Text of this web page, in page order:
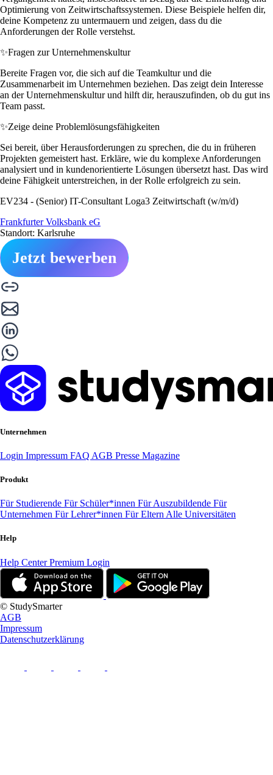
Optimierung von Zeitwirtschaftssystemen. Diese Beispiele helfen dir,
deine Kompetenz zu untermauern und zeigen, dass du die
Anforderungen der Rolle verstehst.
✨Fragen zur Unternehmenskultur
Bereite Fragen vor, die sich auf die Teamkultur und die
Zusammenarbeit im Unternehmen beziehen. Das zeigt dein Interesse
an der Unternehmenskultur und hilft dir, herauszufinden, ob du gut ins
Team passt.
✨Zeige deine Problemlösungsfähigkeiten
Sei bereit, über Herausforderungen zu sprechen, die du in früheren
Projekten gemeistert hast. Erkläre, wie du komplexe Anforderungen
analysiert und in kundenorientierte Lösungen übersetzt hast. Das wird
deine Fähigkeit unterstreichen, in der Rolle erfolgreich zu sein.
EV234 - (Senior) IT-Consultant Loga3 Zeitwirtschaft (w/m/d)
Frankfurter Volksbank eG
Standort: Karlsruhe
Jetzt bewerben
Unternehmen
Login Impressum FAQ AGB Presse Magazine
Produkt
Für Studierende Für Schüler*innen Für Auszubildende Für
Unternehmen Für Lehrer*innen Für Eltern Alle Universitäten
Help
Help CenterPremium Login
© StudySmarter
AGB
Impressum
Datenschutzerklärung